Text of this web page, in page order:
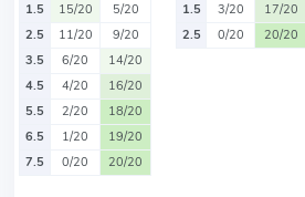
1.5
15/20
5/20
2.5
11/20
9/20
3.5
6/20
14/20
4.5
4/20
16/20
5.5
2/20
18/20
6.5
1/20
19/20
7.5
0/20 20/20
1.5
3/20
17/20
2.5
0/20 20/20